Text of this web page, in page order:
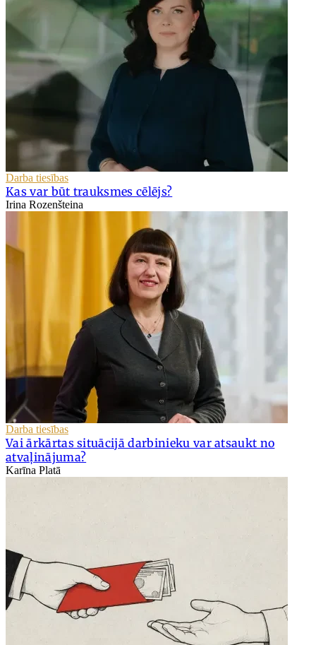
Darba tiesības
Kas var būt trauksmes cēlējs?
Irina Rozenšteina
Darba tiesības
Vai ārkārtas situācijā darbinieku var atsaukt no
atvaļinājuma?
Karīna Platā